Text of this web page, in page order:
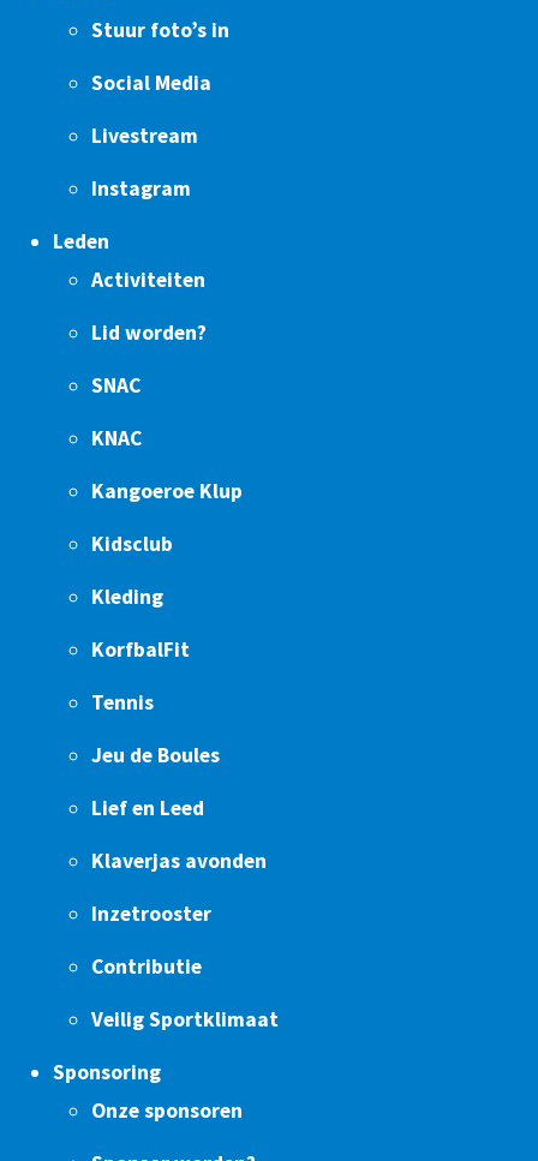
Stuur foto’s in
Social Media
Livestream
Instagram
Leden
Activiteiten
Lid worden?
SNAC
KNAC
Kangoeroe Klup
Kidsclub
Kleding
KorfbalFit
Tennis
Jeu de Boules
Lief en Leed
Klaverjas avonden
Inzetrooster
Contributie
Veilig Sportklimaat
Sponsoring
Onze sponsoren